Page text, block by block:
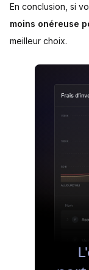
En conclusion, si
moins onéreuse
meilleur choix.